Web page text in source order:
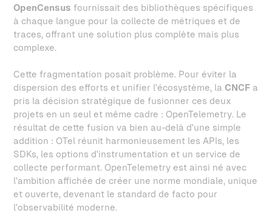
OpenCensus fournissait des bibliothèques spécifiques
à chaque langue pour la collecte de métriques et de
traces, offrant une solution plus complète mais plus
complexe.
Cette fragmentation posait problème. Pour éviter la
dispersion des efforts et unifier l'écosystème, laCNCF a
pris la décision stratégique de fusionner ces deux
projets en un seul et même cadre : OpenTelemetry. Le
résultat de cette fusion va bien au-delà d'une simple
addition : OTel réunit harmonieusement les APIs, les
SDKs, les options d'instrumentation et un service de
collecte performant. OpenTelemetry est ainsi né avec
l'ambition affichée de créer une norme mondiale, unique
et ouverte, devenant le standard de facto pour
l'observabilité moderne.